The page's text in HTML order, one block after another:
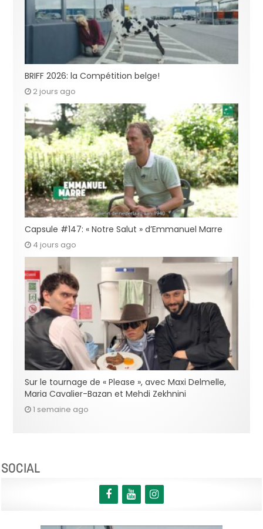
BRIFF 2026: la Compétition belge!
2 jours ago
Capsule #147: « Notre Salut » d’Emmanuel Marre
4 jours ago
Sur le tournage de « Please », avec Maxi Delmelle,
Maria Cavalier-Bazan et Mehdi Zekhnini
1 semaine ago
SOCIAL